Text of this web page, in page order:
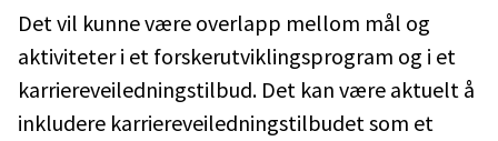
Det vil kunne være overlapp mellom mål og
aktiviteter i et forskerutviklingsprogram og i et
karriereveiledningstilbud. Det kan være aktuelt å
inkludere karriereveiledningstilbudet som et